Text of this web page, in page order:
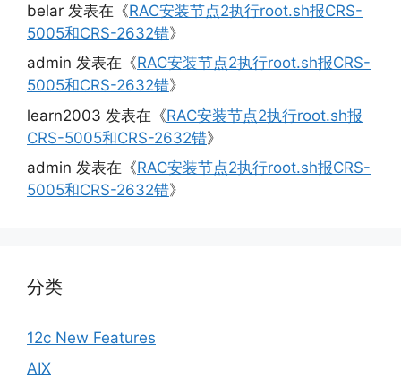
belar 发表在《RAC安装节点2执行root.sh报CRS-
5005和CRS-2632错》
admin 发表在《RAC安装节点2执行root.sh报CRS-
5005和CRS-2632错》
learn2003 发表在《RAC安装节点2执行root.sh报
CRS-5005和CRS-2632错》
admin 发表在《RAC安装节点2执行root.sh报CRS-
5005和CRS-2632错》
分类
12c New Features
AIX